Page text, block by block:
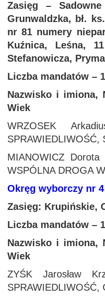
Zasięg –
Grunwaldzka, bł.
nr 81 numery
Kuźnica, Leśna,
Stefanowicza,
Liczba mandatów –
Nazwisko i imiona,
Wiek
WRZOSEK
SPRAWIEDLIWOŚĆ,
MIANOWICZ
WSPÓLNA DROGA
Okręg wyborczy nr
Zasięg: Krupińskie,
Liczba mandatów –
Nazwisko i imiona,
Wiek
ZYŚK Jarosław
SPRAWIEDLIWOŚĆ,